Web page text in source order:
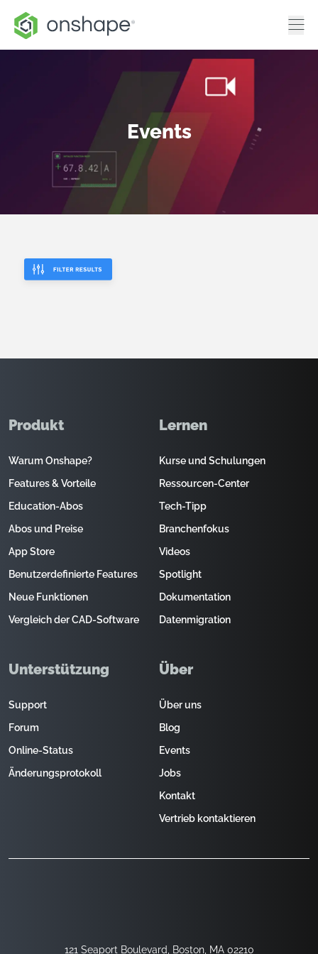
Events
121 Seaport Boulevard, Boston, MA 02210
Produkt
Warum Onshape?
Features & Vorteile
Education-Abos
Abos und Preise
App Store
Benutzerdefinierte Features
Neue Funktionen
Vergleich der CAD-Software
Lernen
Kurse und Schulungen
Ressourcen-Center
Tech-Tipp
Branchenfokus
Videos
Spotlight
Dokumentation
Datenmigration
Unterstützung
Support
Forum
Online-Status
Änderungsprotokoll
Über
Über uns
Blog
Events
Jobs
Kontakt
Vertrieb kontaktieren